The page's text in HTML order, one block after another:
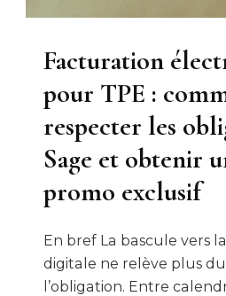
Facturation
pour TPE :
respecter les
Sage et obtenir
promo exclusif
En bref La bascule vers
digitale ne relève plus
l’obligation. Entre